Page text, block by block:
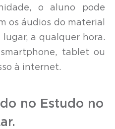
o aluno pode
os áudios do material
a qualquer hora.
tablet ou
à internet.
no Estudo no